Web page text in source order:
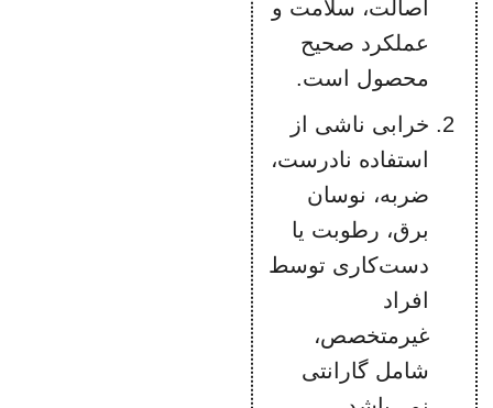
اصالت، سلامت و
عملکرد صحیح
محصول است.
خرابی ناشی از
استفاده نادرست،
ضربه، نوسان
برق، رطوبت یا
دست‌کاری توسط
افراد
غیرمتخصص،
شامل گارانتی